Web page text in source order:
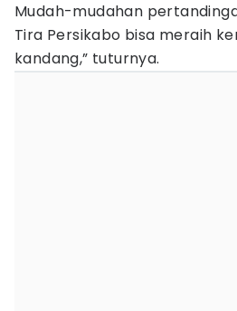
Mudah-mudahan
Tira Persikabo bisa meraih
kandang,” tuturnya.